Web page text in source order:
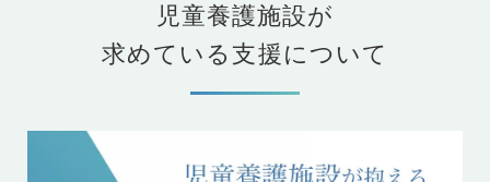
児童養護施設が
求めている支援について